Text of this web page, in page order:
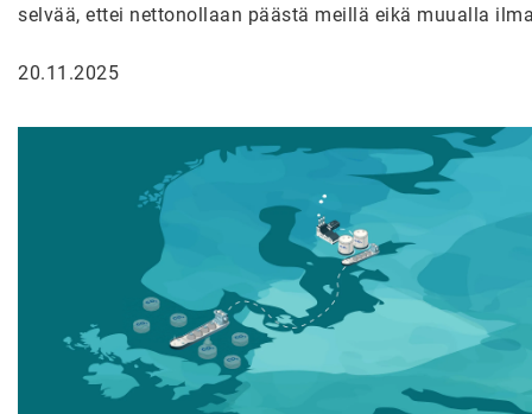
selvää, ettei nettonollaan päästä meillä eikä muualla
20.11.2025